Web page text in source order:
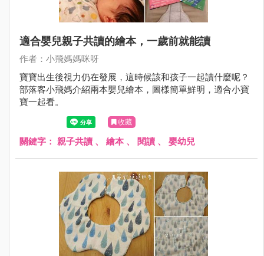
適合嬰兒親子共讀的繪本，一歲前就能讀
作者：小飛媽媽咪呀
寶寶出生後視力仍在發展，這時候該和孩子一起讀什麼呢？
部落客小飛媽介紹兩本嬰兒繪本，圖樣簡單鮮明，適合小寶
寶一起看。
收藏
關鍵字： 親子共讀 、 繪本、 閱讀 、 嬰幼兒